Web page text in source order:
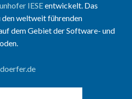
IESEentwickelt. Das
den weltweit führenden
dem Gebiet der Software- und